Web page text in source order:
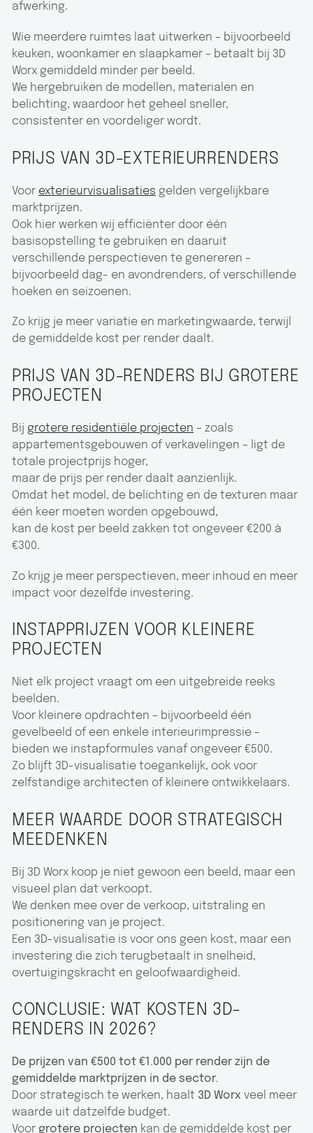
afwerking.
Wie meerdere ruimtes laat uitwerken – bijvoorbeeld
keuken, woonkamer en slaapkamer – betaalt bij 3D
Worx gemiddeld minder per beeld.
We hergebruiken de modellen, materialen en
belichting, waardoor het geheel sneller,
consistenter en voordeliger wordt.
PRIJS VAN 3D-EXTERIEURRENDERS
Voor exterieurvisualisaties gelden vergelijkbare
marktprijzen.
Ook hier werken wij efficiënter door één
basisopstelling te gebruiken en daaruit
verschillende perspectieven te genereren –
bijvoorbeeld dag- en avondrenders, of verschillende
hoeken en seizoenen.
Zo krijg je meer variatie en marketingwaarde, terwijl
de gemiddelde kost per render daalt.
PRIJS VAN 3D-RENDERS BIJ GROTERE
PROJECTEN
Bij grotere residentiële projecten – zoals
appartementsgebouwen of verkavelingen – ligt de
totale projectprijs hoger,
maar de prijs per render daalt aanzienlijk.
Omdat het model, de belichting en de texturen maar
één keer moeten worden opgebouwd,
kan de kost per beeld zakken tot ongeveer €200 à
€300.
Zo krijg je meer perspectieven, meer inhoud en meer
impact voor dezelfde investering.
INSTAPPRIJZEN VOOR KLEINERE
PROJECTEN
Niet elk project vraagt om een uitgebreide reeks
beelden.
Voor kleinere opdrachten – bijvoorbeeld één
gevelbeeld of een enkele interieurimpressie –
bieden we instapformules vanaf ongeveer €500.
Zo blijft 3D-visualisatie toegankelijk, ook voor
zelfstandige architecten of kleinere ontwikkelaars.
MEER WAARDE DOOR STRATEGISCH
MEEDENKEN
Bij 3D Worx koop je niet gewoon een beeld, maar een
visueel plan dat verkoopt.
We denken mee over de verkoop, uitstraling en
positionering van je project.
Een 3D-visualisatie is voor ons geen kost, maar een
investering die zich terugbetaalt in snelheid,
overtuigingskracht en geloofwaardigheid.
CONCLUSIE: WAT KOSTEN 3D-
RENDERS IN 2026?
De prijzen van €500 tot €1.000 per render zijn de
gemiddelde marktprijzen in de sector.
Door strategisch te werken, haalt 3D Worx veel meer
waarde uit datzelfde budget.
Voor grotere projecten kan de gemiddelde kost per